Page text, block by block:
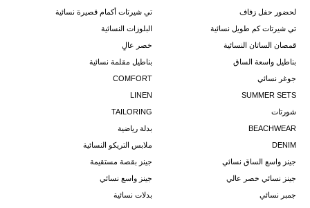
لحضور حفل زفاف
تي شيرتات أكمام قصيرة نسائية
تي شيرتات كم طويل نسائية
البلوزات النسائية
قمصان الساتان النسائية
خصر عالٍ
بناطيل واسعة الساق
بناطيل مقلمة نسائية
جوغر نسائي
COMFORT
SUMMER SETS
LINEN
شورتات
TAILORING
BEACHWEAR
بدلة رياضية
DENIM
ملابس التريكو النسائية
جينز واسع الساق نسائي
جينز بقصة مستقيمة
جينز نسائي خصر عالي
جينز واسع نسائي
جمبر نسائي
بدلات نسائية